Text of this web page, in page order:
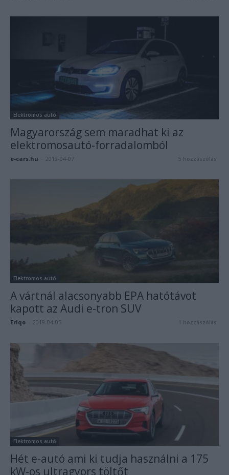
Elektromos autó
Magyarország sem maradhat ki az
elektromosautó-forradalomból
e-cars.hu 2019-04-07 5 hozzászólás
Elektromos autó
A vártnál alacsonyabb EPA hatótávot
kapott az Audi e-tron SUV
Eriqo 2019-04-05 1 hozzászólás
Elektromos autó
Hét e-autó ami ki tudja használni a 175
kW-os ultragyors töltőt